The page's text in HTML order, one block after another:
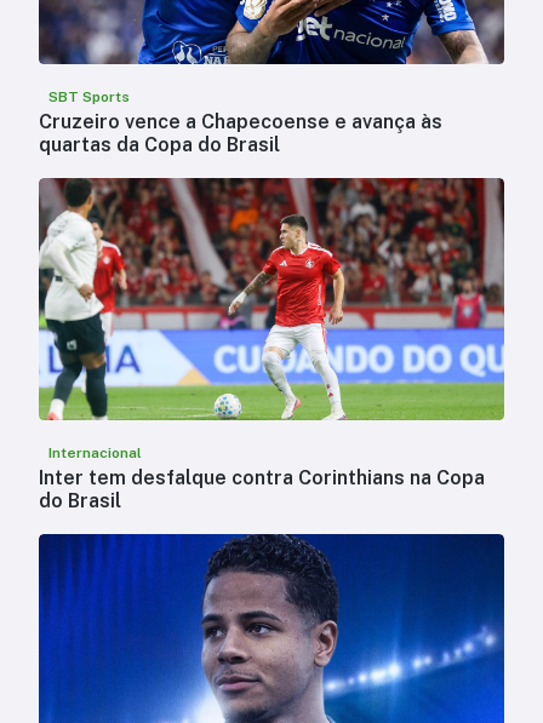
SBT Sports
Cruzeiro vence a Chapecoense e avança às
quartas da Copa do Brasil
Internacional
Inter tem desfalque contra Corinthians na Copa
do Brasil